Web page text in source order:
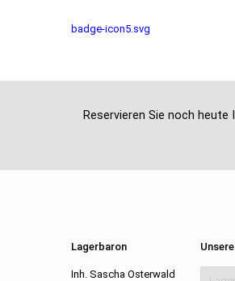
badge-icon5.svg
Reservieren Sie noch
Lagerbaron
Inh. Sascha Osterwald